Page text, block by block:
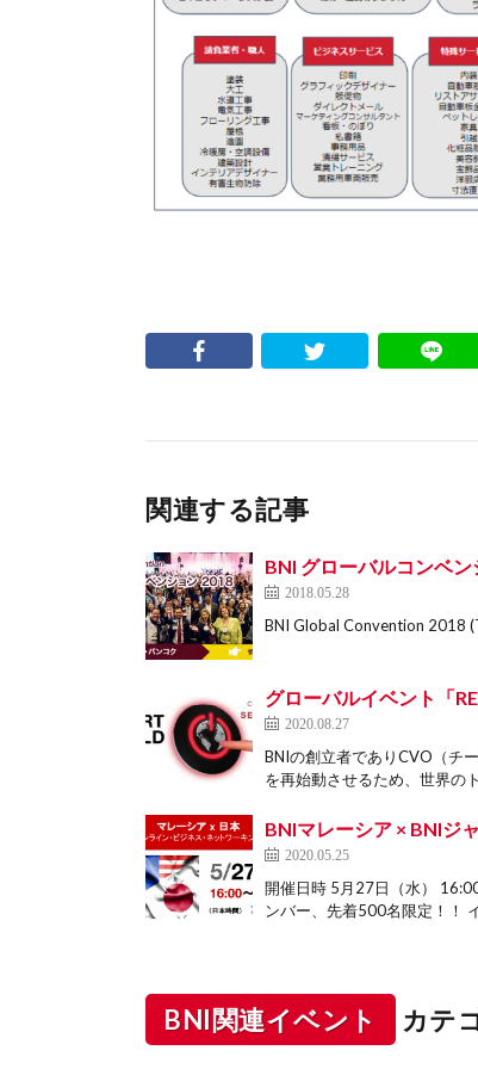
関連する記事
BNI グローバルコンベ
2018.05.28
BNI Global Convention 2018
グローバルイベント「
2020.08.27
BNIの創立者でありCVO（チ
を再始動させるため、世界の
BNIマレーシア × BNIジ
2020.05.25
開催日時 5月27日（水）
ンバー、先着500名限定！！
BNI関連イベント カテ